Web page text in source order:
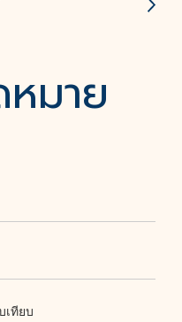
มาย
เทียบ